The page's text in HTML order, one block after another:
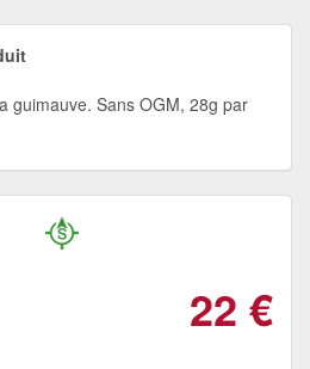
guimauve. Sans OGM, 28g par
22 €